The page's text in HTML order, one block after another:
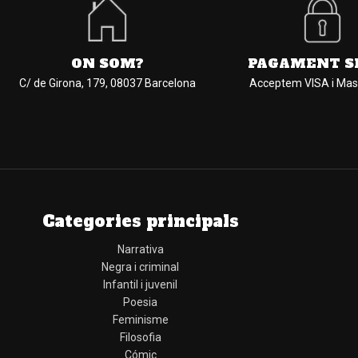
ON SOM?
C/ de Girona, 179, 08037 Barcelona
PAGAMENT
Acceptem VISA i
Categories principals
Narrativa
Negra i criminal
Infantil i juvenil
Poesia
Feminisme
Filosofia
Cómic